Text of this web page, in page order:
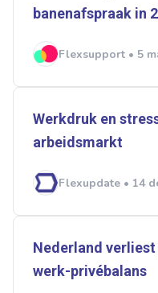
banenafspraak in
Flexsupport • 5
Werkdruk en
arbeidsmarkt
Flexupdate • 14
Nederland
werk-privébalans
Alles Ingezonden
Doorzaam
Flexmarkt
Normering Arbeid